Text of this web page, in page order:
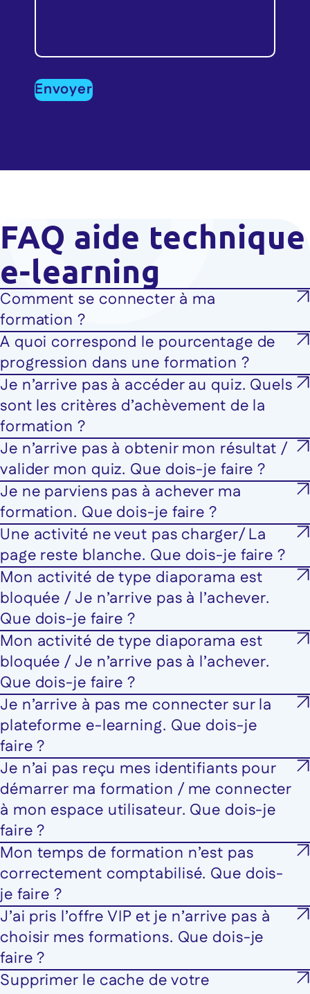
FAQ aide technique
e-learning
Comment se connecter à ma
formation ?
A quoi correspond le pourcentage de
progression dans une formation ?
Je n’arrive pas à accéder au quiz. Quels
sont les critères d’achèvement de la
formation ?
Je n’arrive pas à obtenir mon résultat /
valider mon quiz. Que dois-je faire ?
Je ne parviens pas à achever ma
formation. Que dois-je faire ?
Une activité ne veut pas charger/ La
page reste blanche. Que dois-je faire ?
Mon activité de type diaporama est
bloquée / Je n’arrive pas à l’achever.
Que dois-je faire ?
Mon activité de type diaporama est
bloquée / Je n’arrive pas à l’achever.
Que dois-je faire ?
Je n’arrive à pas me connecter sur la
plateforme e-learning. Que dois-je
faire ?
Je n’ai pas reçu mes identifiants pour
démarrer ma formation / me connecter
à mon espace utilisateur. Que dois-je
faire ?
Mon temps de formation n’est pas
correctement comptabilisé. Que dois-
je faire ?
J’ai pris l’offre VIP et je n’arrive pas à
choisir mes formations. Que dois-je
faire ?
Supprimer le cache de votre